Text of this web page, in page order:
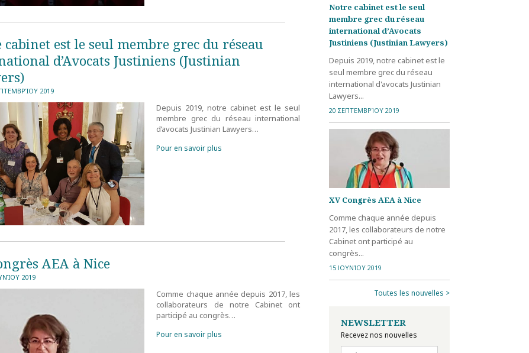
cabinet est le seul membre grec du réseau
d’Avocats Justiniens (Justinian
2019
Depuis 2019, notre cabinet est le seul
membre grec du réseau international
d’avocats Justinian Lawyers…
Pour en savoir plus
AEA à Nice
2019
Comme chaque année depuis 2017, les
collaborateurs de notre Cabinet ont
participé au congrès…
Pour en savoir plus
Notre cabinet est le seul
membre grec du réseau
international d’Avocats
Justiniens (Justinian Lawyers)
Depuis 2019, notre cabinet est le
seul membre grec du réseau
international d'avocats Justinian
Lawyers...
20 ΣΕΠΤΕΜΒΡΊΟΥ 2019
ΧV Congrès AEA à Nice
Comme chaque année depuis
2017, les collaborateurs de notre
Cabinet ont participé au
congrès...
15 ΙΟΥΝΊΟΥ 2019
Toutes les nouvelles >
NEWSLETTER
Recevez nos nouvelles